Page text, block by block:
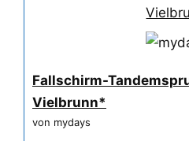
Fallschirm-
Vielbrunn*
von mydays